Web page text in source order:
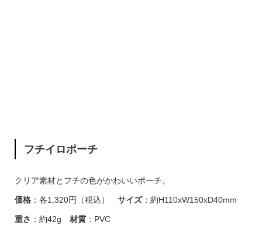
フチイロポーチ
クリア素材とフチの色がかわいいポーチ。
価格：各1,320円（税込） サイズ：約H110xW150xD40mm
重さ ：約42g 材質：PVC